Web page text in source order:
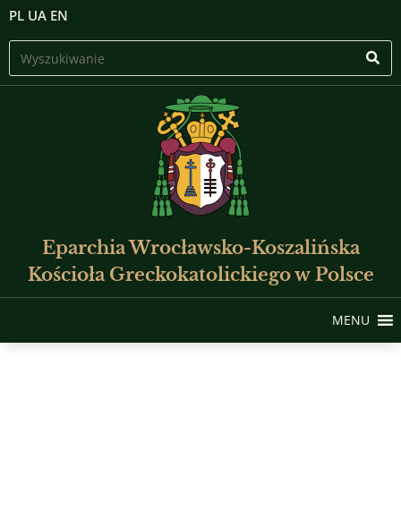
PL UA EN
Eparchia Wrocławsko-Koszalińska
Kościoła Greckokatolickiego w Polsce
MENU